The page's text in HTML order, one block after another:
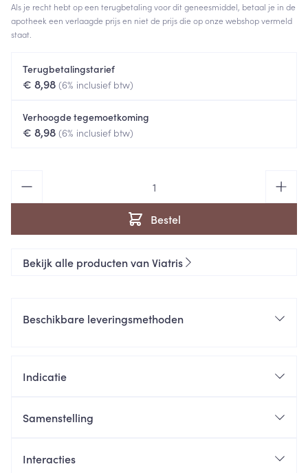
Als je recht hebt op een terugbetaling voor dit geneesmiddel, betaal je in de
apotheek een verlaagde prijs en niet de prijs die op onze webshop vermeld
staat.
Terugbetalingstarief
€ 8,98 (6% inclusief btw)
Verhoogde tegemoetkoming
€ 8,98 (6% inclusief btw)
Bestel
Bekijk alle producten van Viatris
Beschikbare leveringsmethoden
Indicatie
Samenstelling
Interacties